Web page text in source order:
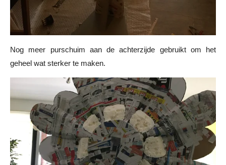
Nog meer purschuim aan de achterzijde gebruikt om het
geheel wat sterker te maken.